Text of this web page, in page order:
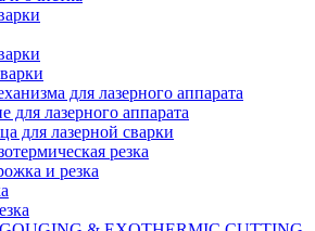
для лазерного аппарата
лазерного аппарата
для лазерной сварки
резка
и резка